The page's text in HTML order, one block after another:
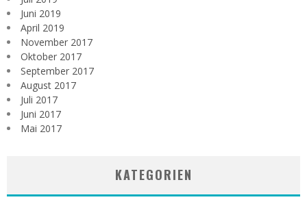
Juni 2019
April 2019
November 2017
Oktober 2017
September 2017
August 2017
Juli 2017
Juni 2017
Mai 2017
KATEGORIEN